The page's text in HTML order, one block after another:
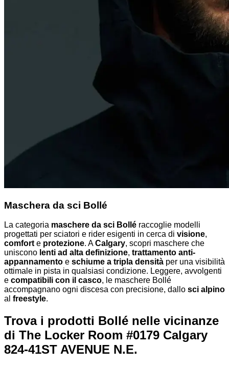
Maschera da sci Bollé
La categoria maschere da sci Bollé raccoglie modelli
progettati per sciatori e rider esigenti in cerca di visione,
comfort e protezione. ACalgary, scopri maschere che
uniscono lenti ad alta definizione, trattamento anti-
appannamento e schiume a tripla densità per una visibilità
ottimale in pista in qualsiasi condizione. Leggere, avvolgenti
e compatibili con il casco, le maschere Bollé
accompagnano ogni discesa con precisione, dallo sci alpino
al freestyle.
Trova i prodotti Bollé nelle vicinanze
di The Locker Room #0179 Calgary
824-41ST AVENUE N.E.